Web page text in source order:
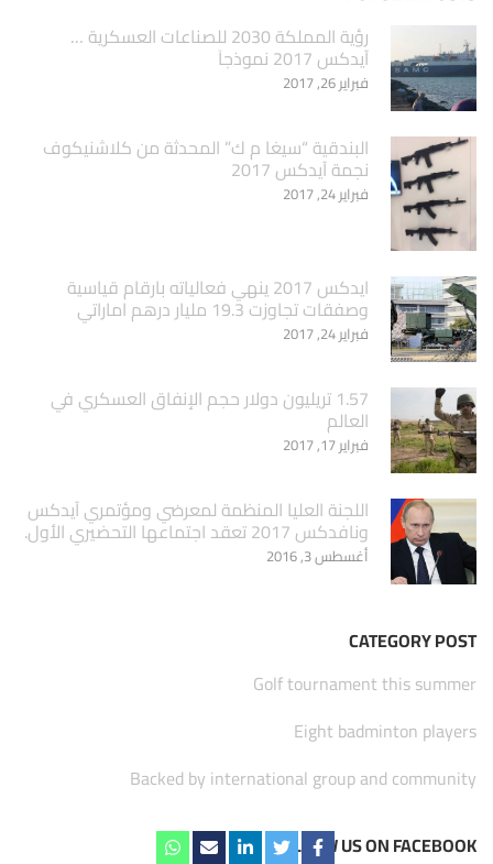
‏رؤية المملكة 2030 للصناعات العسكرية …
آيدكس 2017 نموذجاَ
فبراير 26, 2017
البندقية “سيغا م ك” المحدثة من كلاشنيكوف
نجمة آيدكس 2017
فبراير 24, 2017
ايدكس 2017 ينهي فعالياته بارقام قياسية
وصفقات تجاوزت 19.3 مليار درهم اماراتي
فبراير 24, 2017
1.57 تريليون دولار حجم الإنفاق العسكري في
العالم
فبراير 17, 2017
اللجنة العليا المنظمة لمعرضي ومؤتمري آيدكس
ونافدكس 2017 تعقد اجتماعها التحضيري الأول.
أغسطس 3, 2016
CATEGORY POST
Golf tournament this summer
Eight badminton players
Backed by international group and community
FOLLOW US ON FACEBOOK